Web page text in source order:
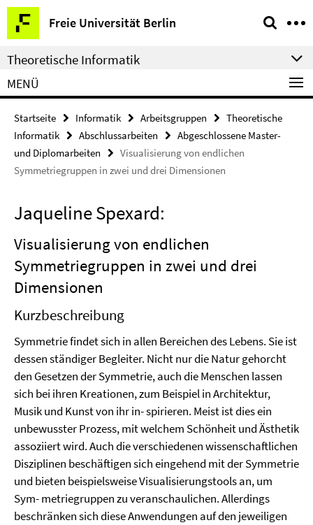
Springe
direkt
zu
Inhalt
Freie Universität Berlin
Service-
Navigation
Theoretische Informatik
MENÜ
Startseite Informatik Arbeitsgruppen
Theoretische
Informatik
Abschlussarbeiten
Abgeschlossene Master-
und Diplomarbeiten
Visualisierung von endlichen
Symmetriegruppen in zwei und drei Dimensionen
Jaqueline Spexard:
Visualisierung von endlichen
Symmetriegruppen in zwei und drei
Dimensionen
Kurzbeschreibung
Symmetrie findet sich in allen Bereichen des Lebens. Sie ist
dessen ständiger Begleiter. Nicht nur die Natur gehorcht
den Gesetzen der Symmetrie, auch die Menschen lassen
sich bei ihren Kreationen, zum Beispiel in Architektur,
Musik und Kunst von ihr in- spirieren. Meist ist dies ein
unbewusster Prozess, mit welchem Schönheit und Ästhetik
assoziiert wird. Auch die verschiedenen wissenschaftlichen
Disziplinen beschäftigen sich eingehend mit der Symmetrie
und bieten beispielsweise Visualisierungstools an, um
Sym- metriegruppen zu veranschaulichen. Allerdings
beschränken sich diese Anwendungen auf den jeweiligen